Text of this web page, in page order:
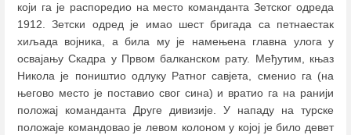
који га је распоредио на место команданта Зетског одреда
1912. Зетски одред је имао шест бригада са петнаестак
хиљада војника, а била му је намењена главна улога у
освајању Скадра у Првом балканском рату. Међутим, књаз
Никола је поништио одлуку Ратног савјета, сменио га (на
његово место је поставио свог сина) и вратио га на ранији
положај команданта Друге дивизије. У нападу на турске
положаје командовао је левом колоном у којој је било девет